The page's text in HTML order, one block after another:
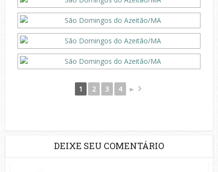
1 2 3 4 ►
DEIXE SEU COMENTÁRIO